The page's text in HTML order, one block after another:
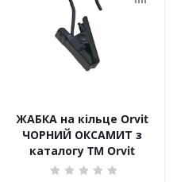
ЖАБКА на кільце Orvit
ЧОРНИЙ ОКСАМИТ з
каталогу TM Orvit